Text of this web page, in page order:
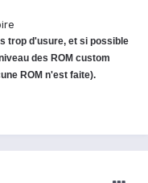
trop d'usure, et si possible
des ROM custom
ROM n'est faite).